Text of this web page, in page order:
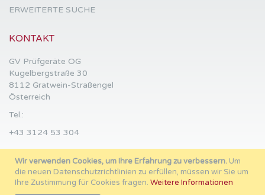
Wir verwenden Cookies, um Ihre Erfahrung zu verbessern. Um
die neuen Datenschutzrichtlinien zu erfüllen, müssen wir Sie um
Ihre Zustimmung für Cookies fragen. Weitere Informationen
ERWEITERTE SUCHE
KONTAKT
GV Prüfgeräte OG
Kugelbergstraße 30
8112 Gratwein-Straßengel
Österreich
Tel.:
+43 3124 53 304
Mail:
office@hemmer.at